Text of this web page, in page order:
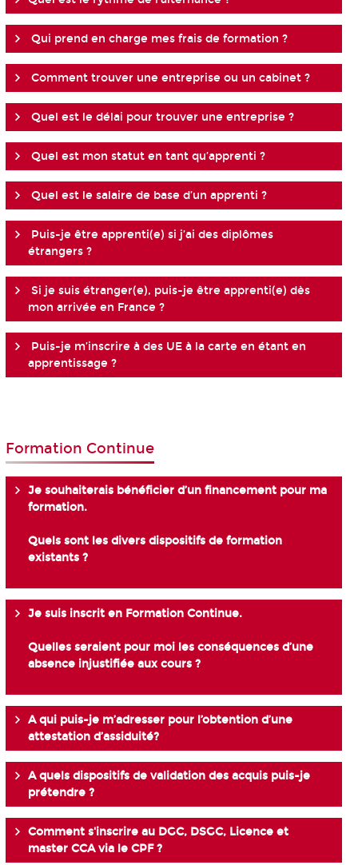
Qui prend en charge mes frais de formation ?
Comment trouver une entreprise ou un cabinet ?
Quel est le délai pour trouver une entreprise ?
Quel est mon statut en tant qu’apprenti ?
Quel est le salaire de base d’un apprenti ?
Puis-je être apprenti(e) si j’ai des diplômes
étrangers ?
Si je suis étranger(e), puis-je être apprenti(e) dès
mon arrivée en France ?
Puis-je m’inscrire à des UE à la carte en étant en
apprentissage ?
Formation Continue
Je souhaiterais bénéficier d’un financement pour ma
formation.
Quels sont les divers dispositifs de formation
existants ?
Je suis inscrit en Formation Continue.
Quelles seraient pour moi les conséquences d’une
absence injustifiée aux cours ?
A qui puis-je m’adresser pour l’obtention d’une
attestation d’assiduité?
A quels dispositifs de validation des acquis puis-je
prétendre ?
Comment s'inscrire au DGC, DSGC, Licence et
master CCA via le CPF ?